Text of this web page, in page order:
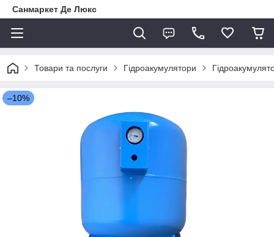
Санмаркет Де Люкс
Товари та послуги Гідроакумулятори
–10%